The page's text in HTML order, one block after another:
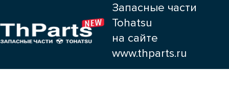
Запасные части
Tohatsu
на сайте
www.thparts.ru